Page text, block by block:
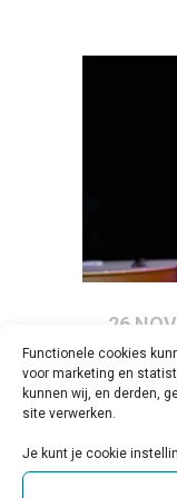
Functionele cookies
voor marketing en
kunnen wij, en derden,
site verwerken.
Je kunt je cookie
26 NOV
VAN
PODIUM
Geplaatst